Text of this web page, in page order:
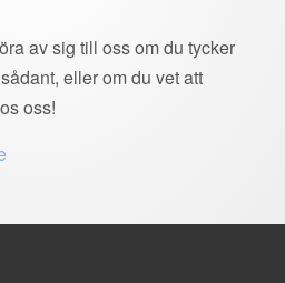
av sig till oss om du tycker
eller om du vet att
oss!